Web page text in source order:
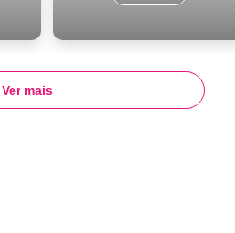
Ver mais